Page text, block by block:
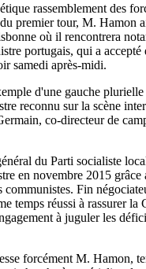
rassemblement des
premier tour, M. Hamon
où il rencontrera
portugais, qui a accepté
samedi après-midi.
d'une gauche
reconnu sur la scène
co-directeur de
du Parti socialiste
en novembre 2015 grâce
communistes. Fin
temps réussi à rassurer la
à juguler les
forcément M. Hamon,